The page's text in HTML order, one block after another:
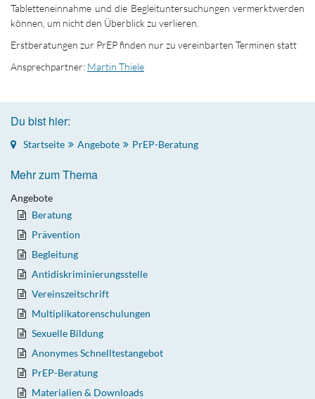
Tabletteneinnahme und die Begleituntersuchungen vermerktwerden
können, um nicht den Überblick zu verlieren.
Erstberatungen zur PrEP finden nur zu vereinbarten Terminen statt
Ansprechpartner: Martin Thiele
Du bist hier:
Startseite Angebote PrEP-Beratung
Mehr zum Thema
Angebote
Beratung
Prävention
Begleitung
Antidiskriminierungsstelle
Vereinszeitschrift
Multiplikatorenschulungen
Sexuelle Bildung
Anonymes Schnelltestangebot
PrEP-Beratung
Materialien & Downloads